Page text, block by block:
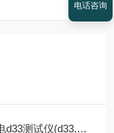
(d33,电阻，极化）
电话咨询